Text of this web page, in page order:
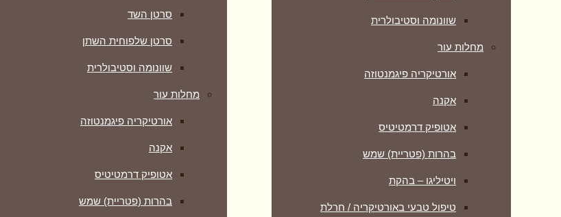
שוונומה וסטיבולרית
מחלות עור
אורטיקריה פיגמנטוזה
אקנה
אטופיק דרמטיטיס
בהרות (פטריית) שמש
ויטיליגו – בהקת
טיפול טבעי באורטיקריה / חרלת
סרטן השד
סרטן שלפוחית השתן
שוונומה וסטיבולרית
מחלות עור
אורטיקריה פיגמנטוזה
אקנה
אטופיק דרמטיטיס
בהרות (פטריית) שמש